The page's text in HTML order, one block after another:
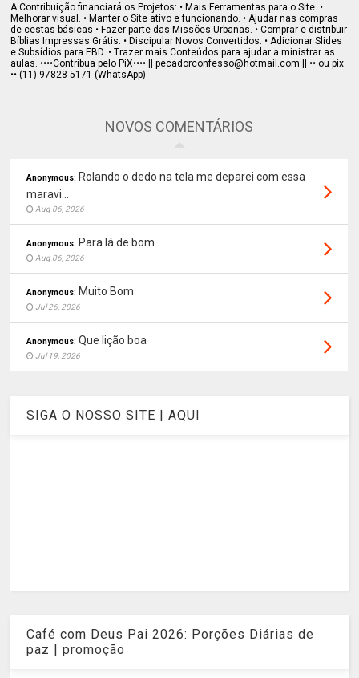
A Contribuição financiará os Projetos: • Mais Ferramentas para o Site. •
Melhorar visual. • Manter o Site ativo e funcionando. • Ajudar nas compras
de cestas básicas • Fazer parte das Missões Urbanas. • Comprar e distribuir
Bíblias Impressas Grátis. • Discipular Novos Convertidos. • Adicionar Slides
e Subsídios para EBD. • Trazer mais Conteúdos para ajudar a ministrar as
aulas. ••••Contribua pelo PiX•••• || pecadorconfesso@hotmail.com || •• ou pix:
•• (11) 97828-5171 (WhatsApp)
NOVOS COMENTÁRIOS
Anonymous: Rolando o dedo na tela me deparei com essa
maravi...
Aug 06, 2026
Anonymous: Para lá de bom .
Aug 06, 2026
Anonymous: Muito Bom
Jul 26, 2026
Anonymous: Que lição boa
Jul 19, 2026
SIGA O NOSSO SITE | AQUI
Café com Deus Pai 2026: Porções Diárias de
paz | promoção